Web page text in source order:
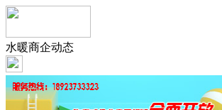
水暖商企动态